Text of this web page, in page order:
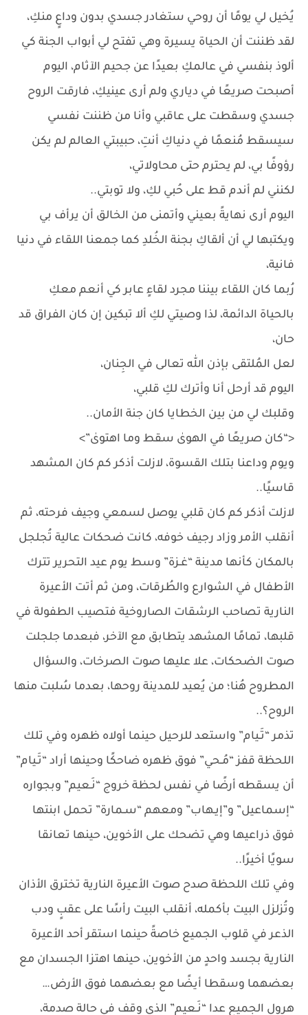
يُخيل لي يومًا أن روحي ستغادر جسدي بدون وداعٍ منكِ،
لقد ظننت أن الحياة يسيرة وهي تفتح لي أبواب الجنة كي
ألوذ بنفسي في عالمكِ بعيدًا عن جحيم الآثام، اليوم
أصبحت صريعًا في دياري ولم أرى عينيكِ، فارقت الروح
جسدي وسقطت على عاقبي وأنا من ظننت نفسي
سيسقط مُنعمًا في دنياكِ أنتِ، حبيبتي العالم لم يكن
رؤوفًا بي، لم يحترم حتى محاولاتي،
لكنني لم أندم قط على حُبي لكِ، ولا توبتي..
اليوم أرى نهايةً بعيني وأتمنى من الخالق أن يرأف بي
ويكتبها لي أن ألقاكِ بجنة الخُلدِ كما جمعنا اللقاء في دنيا
فانية،
رُبما كان اللقاء بيننا مجرد لقاءٍ عابر كي أنعم معكِ
بالحياة الدائمة، لذا وصيتي لكِ ألا تبكين إن كان الفراق قد
حان،
لعل المُلتقى بإذن الله تعالى في الجِنان،
اليوم قد أرحل أنا وأترك لكِ قلبي،
وقلبك لي من بين الخطايا كان جنة الأمان..
<“كان صريعًا في الهوىٰ سقط وما اهتوىٰ”>
ويوم وداعنا بتلك القسوة، لازلت أذكر كم كان المشهد
قاسيًا..
لازلت أذكر كم كان قلبي يوصل لسمعي وجيف فرحته، ثم
أنقلب الأمر وزاد رجيف خوفه، كانت ضحكات عالية تُجلجل
بالمكان كأنها مدينة “غـزة” وسط يوم عيد التحرير تترك
الأطفال في الشوارع والطُرقات، ومن ثم أتت الأعيرة
النارية تصاحب الرشقات الصاروخية فتصيب الطفولة في
قلبها، تمامًا المشهد يتطابق مع الآخر، فبعدما جلجلت
صوت الضحكات، علا عليها صوت الصرخات، والسؤال
المطروح هُنا؛ من يُعيد للمدينة روحها، بعدما سُلبت منها
الروح؟..
تذمر “تَـيام” واستعد للرحيل حينما أولاه ظهره وفي تلك
اللحظة قفز “مُـحي” فوق ظهره ضاحكًا وحينها أراد “تَـيام”
أن يسقطه أرضًا في نفس لحظة خروج “نَـعيم” وبجواره
“إسماعيل” و”إيـهاب” ومعهم “سـمارة” تحمل ابنتها
فوق ذراعيها وهي تضحك على الأخوين، حينها تعانقا
سويًا أخيرًا..
وفي تلك اللحظة صدح صوت الأعيرة النارية تخترق الأذان
وتُزلزل البيت بأكمله، أنقلب البيت رأسًا على عقبٍ ودب
الذعر في قلوب الجميع خاصةً حينما استقر أحد الأعيرة
النارية بجسد واحدٍ من الأخوين، حينها اهتزا الجسدان مع
بعضهما وسقطا أيضًا مع بعضهما فوق الأرض…
هرول الجميع عدا “نَـعيم” الذي وقف في حالة صدمة،